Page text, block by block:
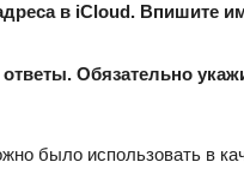
в iCloud. Впишите
Обязательно
было использовать в